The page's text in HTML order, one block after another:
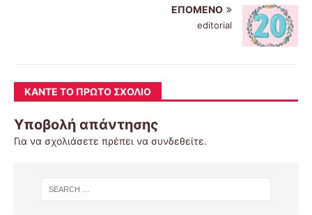
ΕΠΌΜΕΝΟ
editorial
ΚΆΝΤΕ ΤΟ ΠΡΏΤΟ ΣΧΌΛΙΟ
Υποβολή απάντησης
Για να σχολιάσετε πρέπει να συνδεθείτε.